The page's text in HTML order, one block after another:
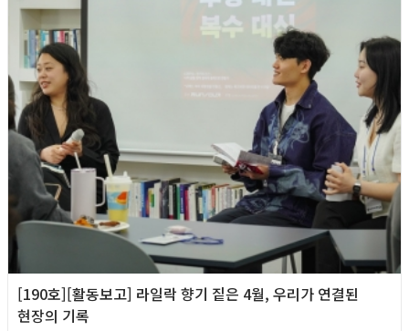
[190호][활동보고] 라일락 향기 짙은 4월, 우리가 연결된
현장의 기록